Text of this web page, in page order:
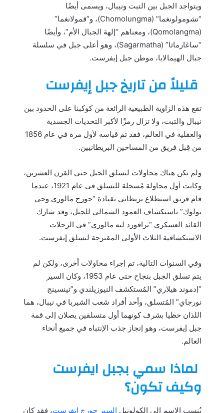
ويتواجد الجبل بين التبت ونيبال، ويسمى أيضًا
“تشومولونغما” (Chomolungma)، و”قمولانغما”
(Qomolangma)، ومعناهم “إلهة الجبال الأم”، وأيضًا
“ساغارماثا” (Sagarmatha)، وهو أعلى جبل في سلسلة
جبال الهيمالايا، موطن جبل إيفرست.
قليلاً من تاريخ جبل إيفرست
تقع هذه الزاوية الطبيعية الرائعة من كوكبنا على الحدود بين
نيبال والتبت، ولا تزال رمزًا لأكبر التحديات الجسدية
والعقلية في العالم، فقد تم قياسه لأول مرة في عام 1856
من قِبل فريق من المساحين البريطانيين.
ولم تكن هناك محاولات لتسلق الجبل حتى القرن العشرين،
وكانت أول محاولة مُسجلة للتسلق في عام 1921، عندما
قام فريق استطلاع بريطاني بقيادة “جورج مالوري وجي
بولوك” باستكشاف العمود الشمالي للجبل، وقد شارك
القائد العسكري “ترافورد ليه مالوري” في الرحلات
الاستكشافية الثلاث الأولى المقترحة لتسلق إيفرست.
وفي السنوات التالية، تم إجراء محاولات أخرى، ولكن لم
يتم تسلق الجبل بنجاح حتى عام 1953، وكان السير
“إدموند هيلاري” المُستكشف النيوزيلندي و”تينسينج
نورجاي” المُتسلق، وأحد أفراد شعب الشيربا في نيبال، هما
اللذان حظيا بشرف كونهما أول متسلقين يصلان إلى قمة
جبل إيفرست، وهو إنجاز جذب الإنتباه في جميع أنحاء
العالم.
لماذا سمي بجبل ايفرست
وكيف تكون؟
يُنسب الإسم إلى الكولونيل السير جورج إيفرست، فقد كان